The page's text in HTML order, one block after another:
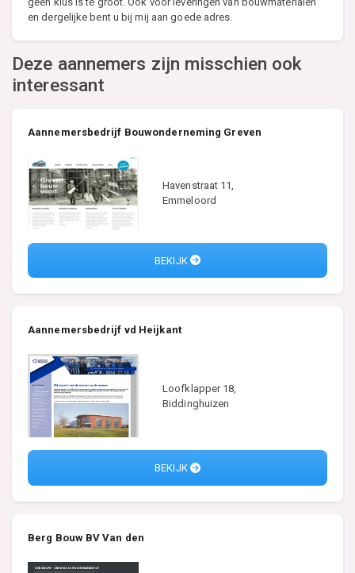
en dergelijke bent u bij mij aan goede adres.
Deze aannemers zijn misschien ook
interessant
Aannemersbedrijf Bouwonderneming Greven
Havenstraat 11,
Emmeloord
BEKIJK
Aannemersbedrijf vd Heijkant
Loofklapper 18,
Biddinghuizen
BEKIJK
Berg Bouw BV Van den